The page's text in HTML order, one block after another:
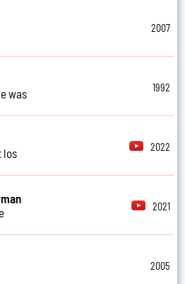
2007
was
1992
los
2022
2021
2005